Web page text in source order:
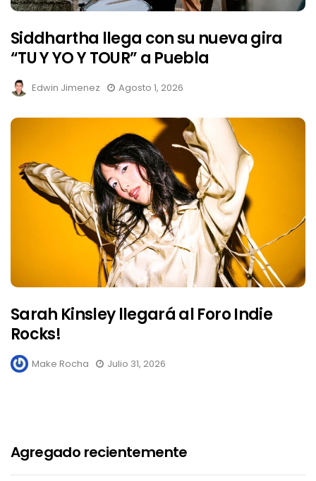
Siddhartha llega con su nueva gira
“TU Y YO Y TOUR” a Puebla
Edwin Jimenez Agosto 1, 2026
Sarah Kinsley llegará al Foro Indie
Rocks!
Make Rocha Julio 31, 2026
Agregado recientemente